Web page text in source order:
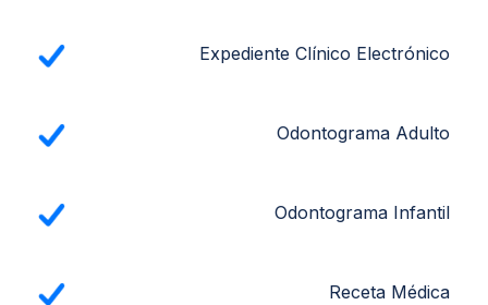
Expediente Clínico Electrónico
Odontograma Adulto
Odontograma Infantil
Receta Médica